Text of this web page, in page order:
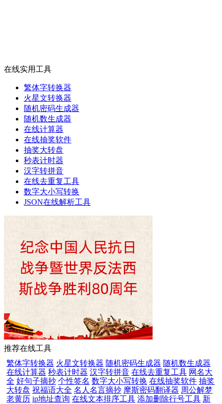
在线实用工具
繁体字转换器
火星文转换器
随机密码生成器
随机数生成器
在线计算器
在线抽奖软件
抽奖大转盘
秒表计时器
汉字转拼音
在线去重复工具
数字大小写转换
JSON在线解析工具
推荐在线工具
繁体字转换器 火星文转换器 随机密码生成器 随机数生成器
在线计算器 秒表计时器 汉字转拼音 在线去重复工具 网名大
全 好句子摘抄 个性签名 数字大小写转换 在线抽奖软件 抽奖
大转盘 祝福语大全 名人名言摘抄 摩斯密码翻译器 周公解梦
老黄历 ip地址查询 在线文本排序工具 添加删除行号工具 新